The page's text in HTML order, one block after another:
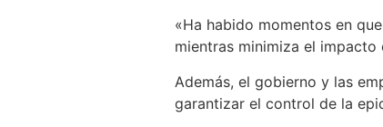
«Ha habido momentos en
mientras minimiza el impacto
Además, el gobierno y las
garantizar el control de la